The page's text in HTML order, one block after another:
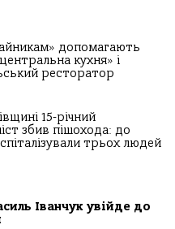
допомагають
кухня» і
ресторатор
15-річний
збив пішохода: до
трьох людей
Іванчук увійде до